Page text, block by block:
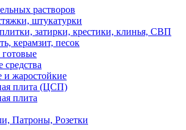
растворов
штукатурки
затирки, крестики, клинья, СВП
керамзит, песок
и жаростойкие
плита (ЦСП)
плита
Патроны, Розетки